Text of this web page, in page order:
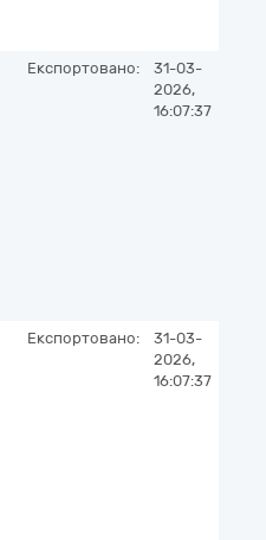
Експортовано:
31-03-
2026,
16:07:37
Експортовано:
31-03-
2026,
16:07:37